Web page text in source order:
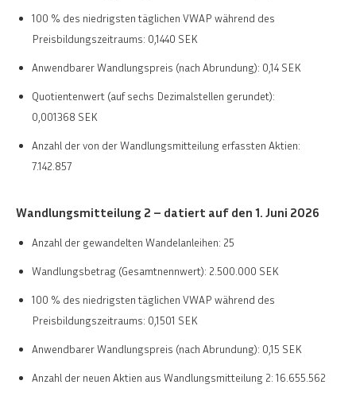
100 % des niedrigsten täglichen VWAP während des
Preisbildungszeitraums: 0,1440 SEK
Anwendbarer Wandlungspreis (nach Abrundung): 0,14 SEK
Quotientenwert (auf sechs Dezimalstellen gerundet):
0,001368 SEK
Anzahl der von der Wandlungsmitteilung erfassten Aktien:
7.142.857
Wandlungsmitteilung 2 – datiert auf den 1. Juni 2026
Anzahl der gewandelten Wandelanleihen: 25
Wandlungsbetrag (Gesamtnennwert): 2.500.000 SEK
100 % des niedrigsten täglichen VWAP während des
Preisbildungszeitraums: 0,1501 SEK
Anwendbarer Wandlungspreis (nach Abrundung): 0,15 SEK
Anzahl der neuen Aktien aus Wandlungsmitteilung 2: 16.655.562